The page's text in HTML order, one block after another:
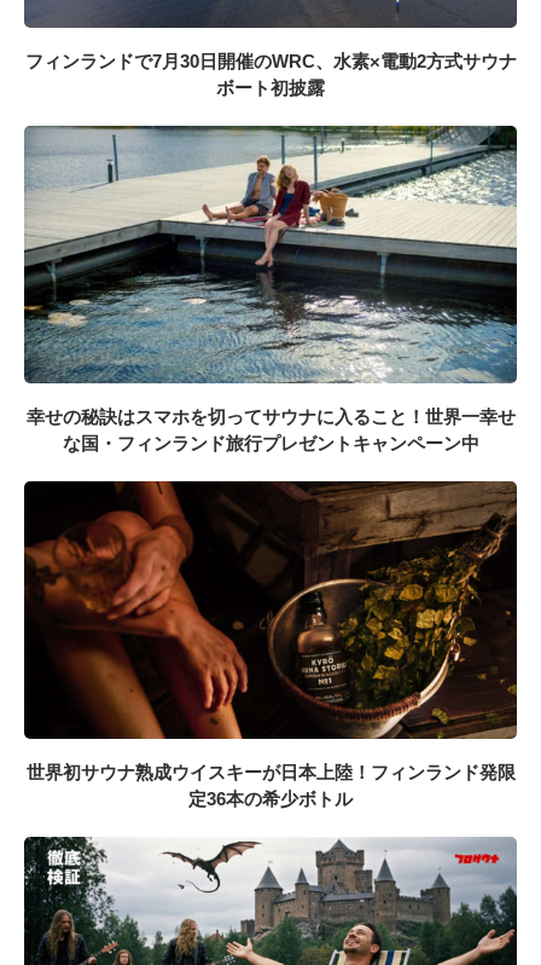
フィンランドで7月30日開催のWRC、水素×電動2方式サウナ
ボート初披露
幸せの秘訣はスマホを切ってサウナに入ること！世界一幸せ
な国・フィンランド旅行プレゼントキャンペーン中
世界初サウナ熟成ウイスキーが日本上陸！フィンランド発限
定36本の希少ボトル